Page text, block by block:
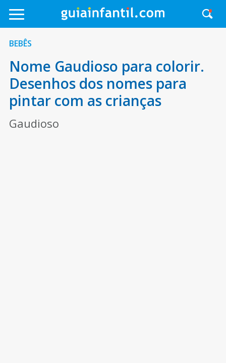
BEBÊS
Nome Gaudioso para colorir.
Desenhos dos nomes para
pintar com as crianças
Gaudioso